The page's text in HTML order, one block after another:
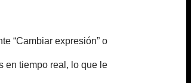
“Cambiar expresión” o
en tiempo real, lo que le